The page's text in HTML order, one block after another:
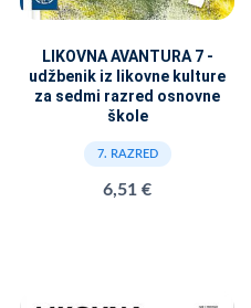
LIKOVNA AVANTURA 7 -
udžbenik iz likovne kulture
za sedmi razred osnovne
škole
7. RAZRED
6,51 €